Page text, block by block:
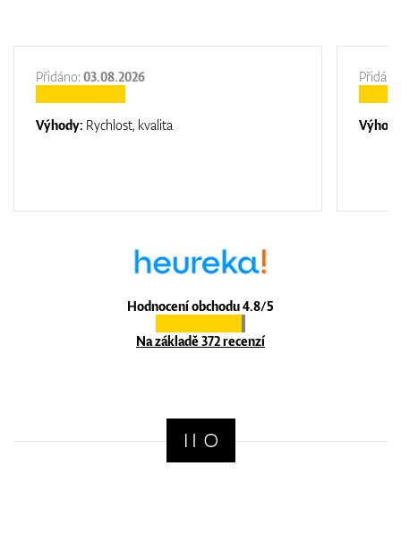
Hodnocení obchodu 4.8/5
Na základě 372 recenzí
Přidáno: 03.08.2026
Výhody: Rychlost, kvalita